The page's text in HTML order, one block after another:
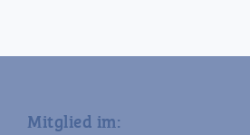
Mitglied im: